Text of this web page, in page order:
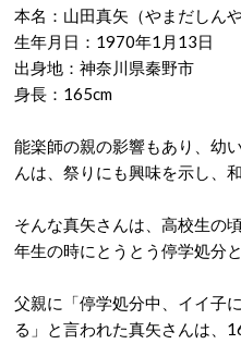
本名：山田真矢（やまだしんや
生年月日：1970年1月13日
出身地：神奈川県秦野市
身長：165cm
能楽師の親の影響もあり、幼
んは、祭りにも興味を示し、
そんな真矢さんは、高校生の
年生の時にとうとう停学処分
父親に「停学処分中、イイ子
る」と言われた真矢さんは、